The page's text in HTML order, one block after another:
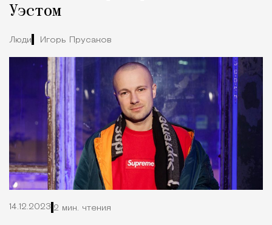
Уэстом
Люди Игорь Прусаков
14.12.2023 2 мин. чтения